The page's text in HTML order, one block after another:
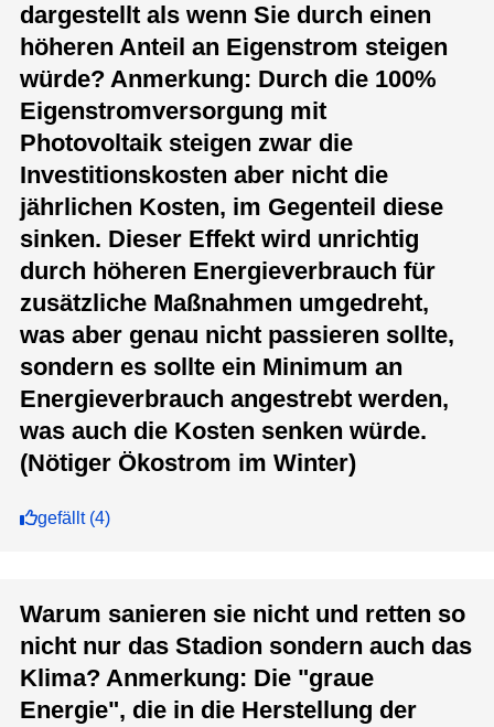
dargestellt als wenn Sie durch einen
höheren Anteil an Eigenstrom steigen
würde? Anmerkung: Durch die 100%
Eigenstromversorgung mit
Photovoltaik steigen zwar die
Investitionskosten aber nicht die
jährlichen Kosten, im Gegenteil diese
sinken. Dieser Effekt wird unrichtig
durch höheren Energieverbrauch für
zusätzliche Maßnahmen umgedreht,
was aber genau nicht passieren sollte,
sondern es sollte ein Minimum an
Energieverbrauch angestrebt werden,
was auch die Kosten senken würde.
(Nötiger Ökostrom im Winter)
gefällt(4)
Warum sanieren sie nicht und retten so
nicht nur das Stadion sondern auch das
Klima? Anmerkung: Die "graue
Energie", die in die Herstellung der